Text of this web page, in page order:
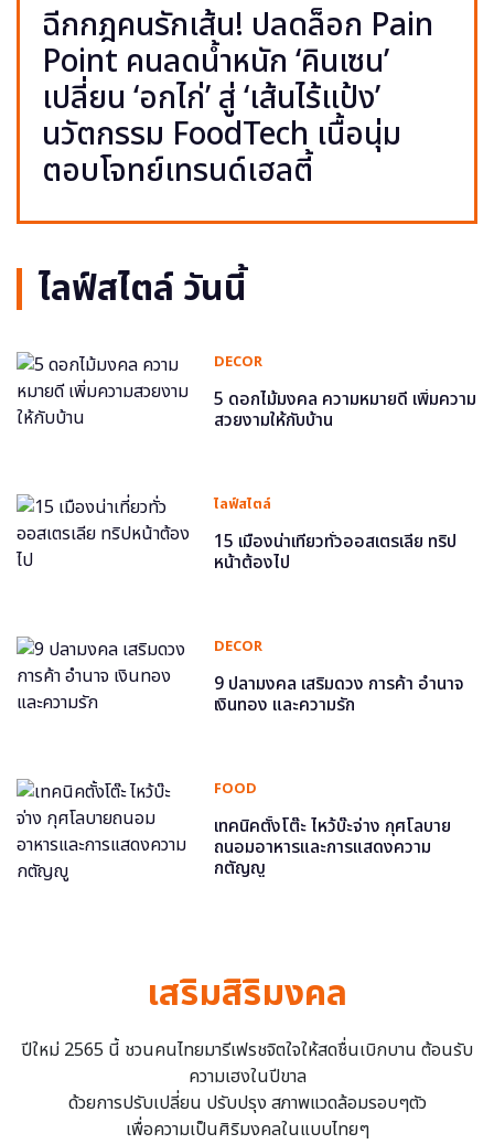
ฉีกกฎคนรักเส้น! ปลดล็อก Pain
Point คนลดน้ำหนัก ‘คินเซน’
เปลี่ยน ‘อกไก่’ สู่ ‘เส้นไร้แป้ง’
นวัตกรรม FoodTech เนื้อนุ่ม
ตอบโจทย์เทรนด์เฮลตี้
ไลฟ์สไตล์ วันนี้
DECOR
5 ดอกไม้มงคล ความหมายดี เพิ่มความ
สวยงามให้กับบ้าน
ไลฟ์สไตล์
15 เมืองน่าเที่ยวทั่วออสเตรเลีย ทริป
หน้าต้องไป
DECOR
9 ปลามงคล เสริมดวง การค้า อำนาจ
เงินทอง และความรัก
FOOD
เทคนิคตั้งโต๊ะ ไหว้บ๊ะจ่าง กุศโลบาย
ถนอมอาหารและการแสดงความ
กตัญญู
เสริมสิริมงคล
ปีใหม่ 2565 นี้ ชวนคนไทยมารีเฟรชจิตใจให้สดชื่นเบิกบาน ต้อนรับ
ความเฮงในปีขาล
ด้วยการปรับเปลี่ยน ปรับปรุง สภาพแวดล้อมรอบๆตัว
เพื่อความเป็นศิริมงคลในแบบไทยๆ